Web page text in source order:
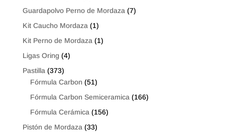
Guardapolvo Perno de Mordaza (7)
Kit Caucho Mordaza (1)
Kit Perno de Mordaza (1)
Ligas Oring (4)
Pastilla (373)
Fórmula Carbon (51)
Fórmula Carbon Semiceramica (166)
Fórmula Cerámica (156)
Pistón de Mordaza (33)